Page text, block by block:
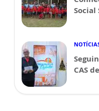
Social
CAS